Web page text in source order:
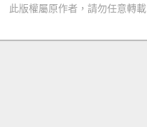
此版權屬原作者，請勿任意轉載